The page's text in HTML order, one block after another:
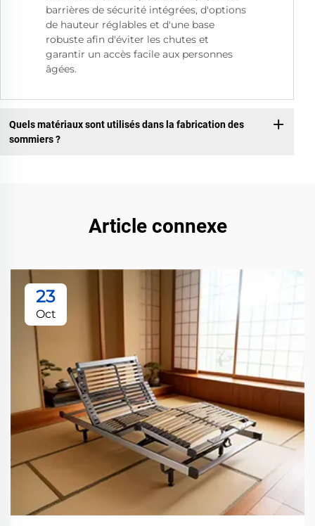
barrières de sécurité intégrées, d'options
de hauteur réglables et d'une base
robuste afin d'éviter les chutes et
garantir un accès facile aux personnes
âgées.
Quels matériaux sont utilisés dans la fabrication des
sommiers ?
Article connexe
23
Oct